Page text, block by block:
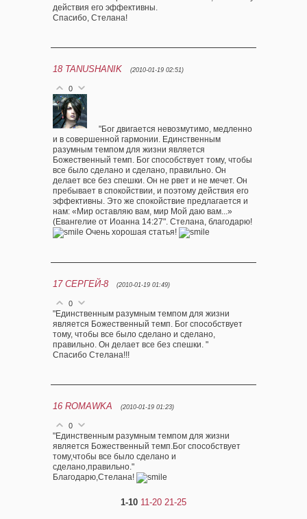
действия его эффективны.
Спасибо, Стелана!
18 TANUSHANIK (2010-01-19 02:51)
0
"Бог двигается невозмутимо, медленно
и в совершенной гармонии. Единственным
разумным темпом для жизни является
Божественный темп. Бог способствует тому, чтобы
все было сделано и сделано, правильно. Он
делает все без спешки. Он не рвет и не мечет. Он
пребывает в спокойствии, и поэтому действия его
эффективны. Это же спокойствие предлагается и
нам: «Мир оставляю вам, мир Мой даю вам...»
(Евангелие от Иоанна 14:27". Стелана, благодарю!
Очень хорошая статья!
17 СЕРГЕЙ-8 (2010-01-19 01:49)
0
"Единственным разумным темпом для жизни
является Божественный темп. Бог способствует
тому, чтобы все было сделано и сделано,
правильно. Он делает все без спешки. "
Спасибо Стелана!!!
16 ROMAWKA (2010-01-19 01:23)
0
"Единственным разумным темпом для жизни
является Божественный темп.Бог способствует
тому,чтобы все было сделано и
сделано,правильно."
Благодарю,Стелана!
1-10 11-20 21-25